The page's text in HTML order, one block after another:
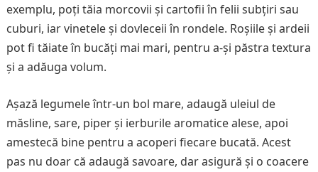
exemplu, poți tăia morcovii și cartofii în felii subțiri sau
cuburi, iar vinetele și dovleceii în rondele. Roșiile și ardeii
pot fi tăiate în bucăți mai mari, pentru a-și păstra textura
și a adăuga volum.
Așază legumele într-un bol mare, adaugă uleiul de
măsline, sare, piper și ierburile aromatice alese, apoi
amestecă bine pentru a acoperi fiecare bucată. Acest
pas nu doar că adaugă savoare, dar asigură și o coacere